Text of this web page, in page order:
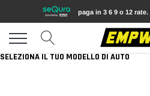
contenuti
paga in 3 6 9 o 12 rate.
SELEZIONA IL TUO MODELLO DI AUTO